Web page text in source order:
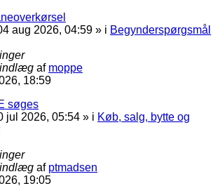
aug 2026, 04:59 » i Begynderspørgsmål
af moppe
18:59
søges
jul 2026, 05:54 » i Køb, salg, bytte og
af ptmadsen
19:05